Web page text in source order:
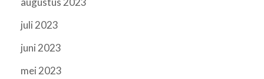
juli 2023
juni 2023
mei 2023